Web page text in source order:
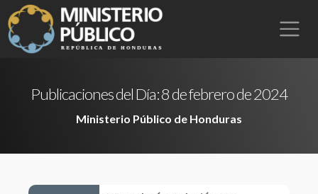
Publicaciones del Día:8 de febrero de 2024
Ministerio Público de Honduras